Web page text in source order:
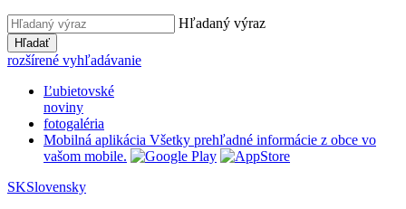
Hľadaný výraz
Hľadať
rozšírené vyhľadávanie
Ľubietovské
noviny
fotogaléria
Mobilná aplikácia Všetky prehľadné informácie z obce vo
vašom mobile.
SKSlovensky